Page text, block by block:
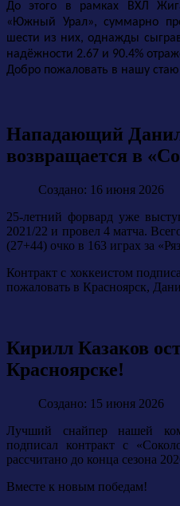
До этого в рамках ВХЛ
«Южный Урал», суммарно
шести из них, однажды
надёжности 2.67 и 90.4%
Добро пожаловать в нашу
Нападающий
возвращается в
Создано: 16 июня 2026
25-летний форвард уже
2021/22 и провел 4 матча.
(27+44) очко в 163 играх за
Контракт с хоккеистом
пожаловать в Красноярск,
Кирилл Казаков
Красноярске!
Создано: 15 июня 2026
Лучший снайпер нашей
подписал контракт с
рассчитано до конца сезона
Вместе к новым победам!